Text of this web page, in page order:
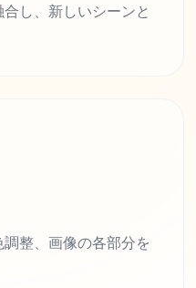
し、新しいシーンと
整、画像の各部分を